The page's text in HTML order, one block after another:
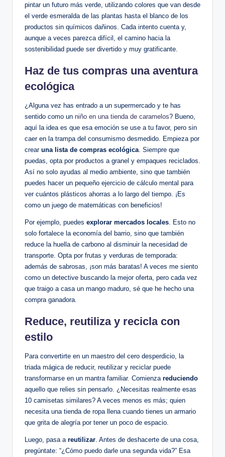
pintar un futuro más verde, utilizando colores que van desde
el verde esmeralda de las plantas hasta el blanco de los
productos sin químicos dañinos. Cada intento cuenta y,
aunque a veces parezca difícil, el camino hacia la
sostenibilidad puede ser divertido y muy gratificante.
Haz de tus compras una aventura
ecológica
¿Alguna vez has entrado a un supermercado y te has
sentido como un niño en una tienda de caramelos? Bueno,
aquí la idea es que esa emoción se use a tu favor, pero sin
caer en la trampa del consumismo desmedido. Empieza por
crear una lista de compras ecológica . Siempre que
puedas, opta por productos a granel y empaques reciclados.
Así no solo ayudas al medio ambiente, sino que también
puedes hacer un pequeño ejercicio de cálculo mental para
ver cuántos plásticos ahorras a lo largo del tiempo. ¡Es
como un juego de matemáticas con beneficios!
Por ejemplo, puedes explorar mercados locales . Esto no
solo fortalece la economía del barrio, sino que también
reduce la huella de carbono al disminuir la necesidad de
transporte. Opta por frutas y verduras de temporada:
además de sabrosas, ¡son más baratas! A veces me siento
como un detective buscando la mejor oferta, pero cada vez
que traigo a casa un mango maduro, sé que he hecho una
compra ganadora.
Reduce, reutiliza y recicla con
estilo
Para convertirte en un maestro del cero desperdicio, la
triada mágica de reducir, reutilizar y reciclar puede
transformarse en un mantra familiar. Comienza reduciendo
aquello que relies sin pensarlo. ¿Necesitas realmente esas
10 camisetas similares? A veces menos es más; quien
necesita una tienda de ropa llena cuando tienes un armario
que grita de alegría por tener un poco de espacio.
Luego, pasa a reutilizar . Antes de deshacerte de una cosa,
pregúntate: “¿Cómo puedo darle una segunda vida?” Esa